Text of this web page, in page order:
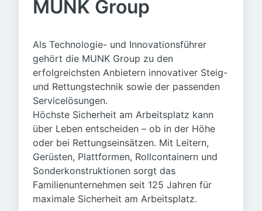
MUNK Group
Als Technologie- und Innovationsführer
gehört die MUNK Group zu den
erfolgreichsten Anbietern innovativer Steig-
und Rettungstechnik sowie der passenden
Servicelösungen.
Höchste Sicherheit am Arbeitsplatz kann
über Leben entscheiden – ob in der Höhe
oder bei Rettungseinsätzen. Mit Leitern,
Gerüsten, Plattformen, Rollcontainern und
Sonderkonstruktionen sorgt das
Familienunternehmen seit 125 Jahren für
maximale Sicherheit am Arbeitsplatz.